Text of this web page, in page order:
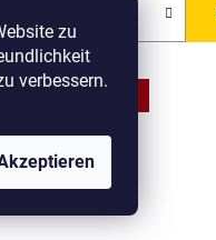
zu
verbessern.
PRAKTISCHE